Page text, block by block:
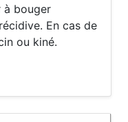
à bouger
En cas de
ou kiné.